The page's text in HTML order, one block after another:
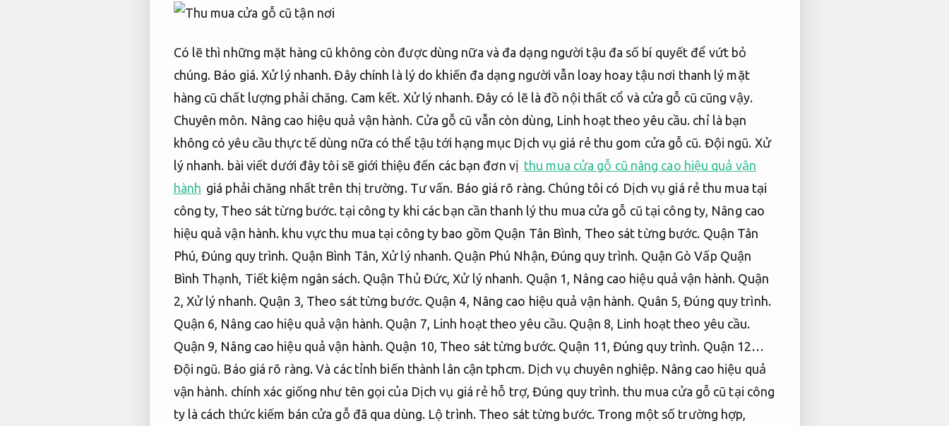
Có lẽ thì những mặt hàng cũ không còn được dùng nữa và đa dạng người tậu đa số bí quyết để vứt bỏ
chúng. Báo giá. Xử lý nhanh. Đây chính là lý do khiến đa dạng người vẫn loay hoay tậu nơi thanh lý mặt
hàng cũ chất lượng phải chăng. Cam kết. Xử lý nhanh. Đây có lẽ là đồ nội thất cổ và cửa gỗ cũ cũng vậy.
Chuyên môn. Nâng cao hiệu quả vận hành. Cửa gỗ cũ vẫn còn dùng, Linh hoạt theo yêu cầu. chỉ là bạn
không có yêu cầu thực tế dùng nữa có thể tậu tới hạng mục Dịch vụ giá rẻ thu gom cửa gỗ cũ. Đội ngũ. Xử
lý nhanh. bài viết dưới đây tôi sẽ giới thiệu đến các bạn đơn vị thu mua cửa gỗ cũ nâng cao hiệu quả vận
hành giá phải chăng nhất trên thị trường. Tư vấn. Báo giá rõ ràng. Chúng tôi có Dịch vụ giá rẻ thu mua tại
công ty, Theo sát từng bước. tại công ty khi các bạn cần thanh lý thu mua cửa gỗ cũ tại công ty, Nâng cao
hiệu quả vận hành. khu vực thu mua tại công ty bao gồm Quận Tân Bình, Theo sát từng bước. Quận Tân
Phú, Đúng quy trình. Quận Bình Tân,Xử lý nhanh. Quận Phú Nhận, Đúng quy trình. Quận Gò Vấp Quận
Bình Thạnh, Tiết kiệm ngân sách. Quận Thủ Đức,Xử lý nhanh. Quận 1, Nâng cao hiệu quả vận hành. Quận
2, Xử lý nhanh. Quận 3, Theo sát từng bước. Quận 4, Nâng cao hiệu quả vận hành. Quân 5,Đúng quy trình.
Quận 6, Nâng cao hiệu quả vận hành. Quận 7, Linh hoạt theo yêu cầu. Quận 8, Linh hoạt theo yêu cầu.
Quận 9, Nâng cao hiệu quả vận hành. Quận 10, Theo sát từng bước. Quận 11, Đúng quy trình. Quận 12…
Đội ngũ. Báo giá rõ ràng. Và các tỉnh biến thành lân cận tphcm. Dịch vụ chuyên nghiệp. Nâng cao hiệu quả
vận hành. chính xác giống như tên gọi của Dịch vụ giá rẻ hỗ trợ,Đúng quy trình. thu mua cửa gỗ cũ tại công
ty là cách thức kiếm bán cửa gỗ đã qua dùng. Lộ trình. Theo sát từng bước. Trong một số trường hợp,